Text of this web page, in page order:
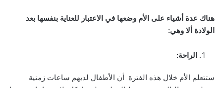
هناك عدة أشياء على الأم وضعها في الاعتبار للعناية بنفسها بعد
الولادة ألا وهي:
الراحة:
ستتعلم الأم خلال هذه الفترة أن الأطفال لديهم ساعات زمنية